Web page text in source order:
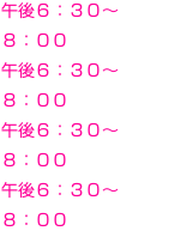
午後６：３０～
８：００
午後６：３０～
８：００
午後６：３０～
８：００
午後６：３０～
８：００